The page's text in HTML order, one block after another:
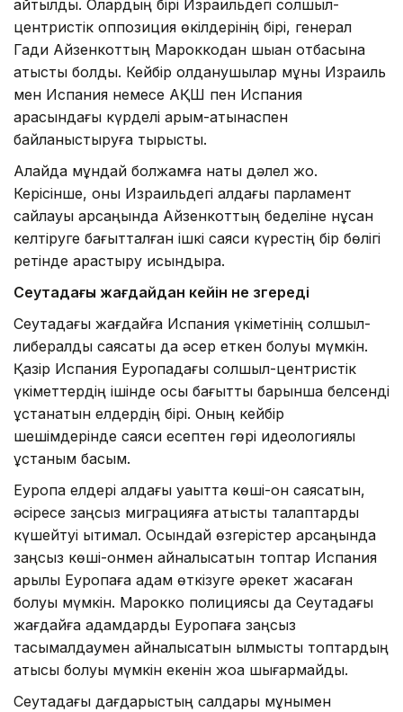
айтылды. Олардың бірі Израильдегі солшыл-
центристік оппозиция өкілдерінің бірі, генерал
Гади Айзенкоттың Мароккодан шыққан отбасына
қатысты болды. Кейбір қолданушылар мұны Израиль
мен Испания немесе АҚШ пен Испания
арасындағы күрделі қарым-қатынаспен
байланыстыруға тырысты.
Алайда мұндай болжамға нақты дәлел жоқ.
Керісінше, оны Израильдегі алдағы парламент
сайлауы қарсаңында Айзенкоттың беделіне нұқсан
келтіруге бағытталған ішкі саяси күрестің бір бөлігі
ретінде қарастыру қисындырақ.
Сеутадағы жағдайдан кейін не өзгереді
Сеутадағы жағдайға Испания үкіметінің солшыл-
либералдық саясаты да әсер еткен болуы мүмкін.
Қазір Испания Еуропадағы солшыл-центристік
үкіметтердің ішінде осы бағытты барынша белсенді
ұстанатын елдердің бірі. Оның кейбір
шешімдерінде саяси есептен гөрі идеологиялық
ұстаным басым.
Еуропа елдері алдағы уақытта көші-қон саясатын,
әсіресе заңсыз миграцияға қатысты талаптарды
күшейтуі ықтимал. Осындай өзгерістер қарсаңында
заңсыз көші-қонмен айналысатын топтар Испания
арқылы Еуропаға адам өткізуге әрекет жасаған
болуы мүмкін. Марокко полициясы да Сеутадағы
жағдайға адамдарды Еуропаға заңсыз
тасымалдаумен айналысатын қылмыстық топтардың
қатысы болуы мүмкін екенін жоққа шығармайды.
Сеутадағы дағдарыстың салдары мұнымен